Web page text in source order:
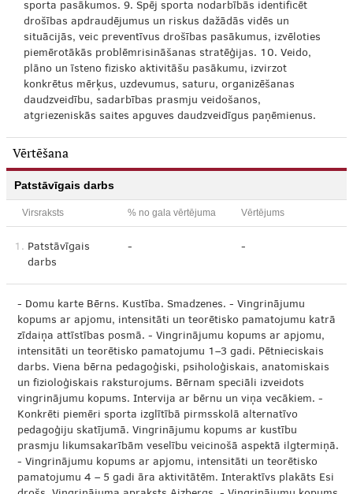
sporta pasākumos. 9. Spēj sporta nodarbībās identificēt
drošības apdraudējumus un riskus dažādās vidēs un
situācijās, veic preventīvus drošības pasākumus, izvēloties
piemērotākās problēmrisināšanas stratēģijas. 10. Veido,
plāno un īsteno fizisko aktivitāšu pasākumu, izvirzot
konkrētus mērķus, uzdevumus, saturu, organizēšanas
daudzveidību, sadarbības prasmju veidošanos,
atgriezeniskās saites apguves daudzveidīgus paņēmienus.
Vērtēšana
Patstāvīgais darbs
Virsraksts % no gala vērtējuma Vērtējums
1. Patstāvīgais
darbs
- -
- Domu karte Bērns. Kustība. Smadzenes. - Vingrinājumu
kopums ar apjomu, intensitāti un teorētisko pamatojumu katrā
zīdaiņa attīstības posmā. - Vingrinājumu kopums ar apjomu,
intensitāti un teorētisko pamatojumu 1–3 gadi. Pētnieciskais
darbs. Viena bērna pedagoģiski, psiholoģiskais, anatomiskais
un fizioloģiskais raksturojums. Bērnam speciāli izveidots
vingrinājumu kopums. Intervija ar bērnu un viņa vecākiem. -
Konkrēti piemēri sporta izglītībā pirmsskolā alternatīvo
pedagoģiju skatījumā. Vingrinājumu kopums ar kustību
prasmju likumsakarībām veselību veicinošā aspektā ilgtermiņā.
- Vingrinājumu kopums ar apjomu, intensitāti un teorētisko
pamatojumu 4 – 5 gadi āra aktivitātēm. Interaktīvs plakāts Esi